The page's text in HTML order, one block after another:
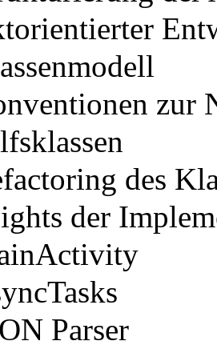
zur
des
der
Parser